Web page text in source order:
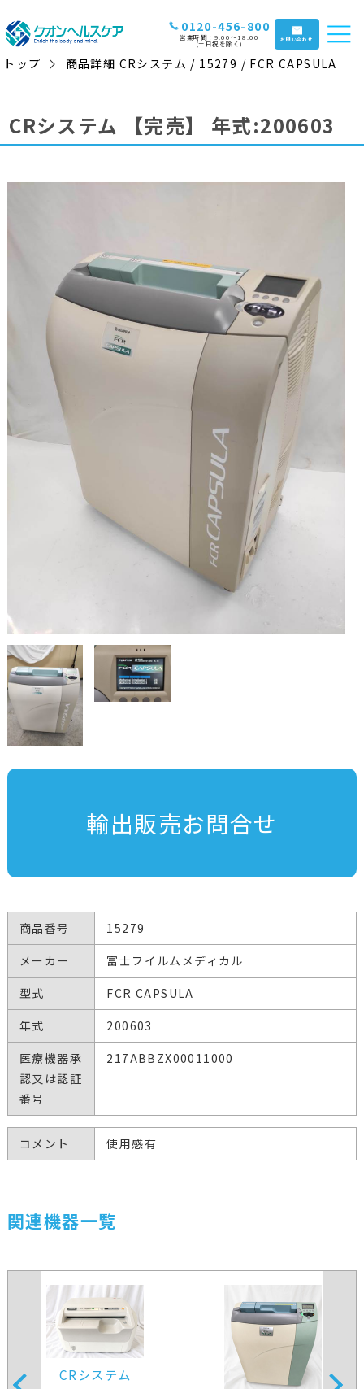
0120-456-800
営業時間：9:00〜18:00
(土日祝を除く) お問い合わせ
トップ 商品詳細 CRシステム / 15279 / FCR CAPSULA
CRシステム 【完売】 年式:200603
輸出販売お問合せ
商品番号
15279
メーカー
富士フイルムメディカル
型式
FCR CAPSULA
年式
200603
医療機器承
認又は認証
番号
217ABBZX00011000
コメント 使用感有
関連機器一覧
CRシステム